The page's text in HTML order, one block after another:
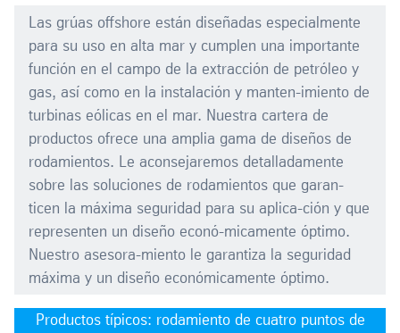
Las grúas offshore están diseñadas especialmente
para su uso en alta mar y cumplen una importante
función en el campo de la extracción de petróleo y
gas, así como en la instalación y manten-imiento de
turbinas eólicas en el mar. Nuestra cartera de
productos ofrece una amplia gama de diseños de
rodamientos. Le aconsejaremos detalladamente
sobre las soluciones de rodamientos que garan-
ticen la máxima seguridad para su aplica-ción y que
representen un diseño econó-micamente óptimo.
Nuestro asesora-miento le garantiza la seguridad
máxima y un diseño económicamente óptimo.
Productos típicos: rodamiento de cuatro puntos de